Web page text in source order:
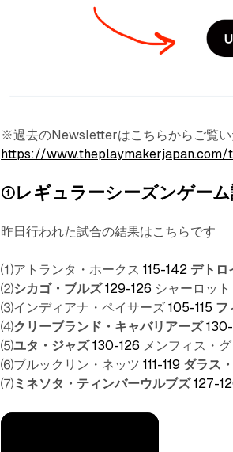
※過去のNewsletterはこちらからご覧い
https://
①レギュラーシーズンゲー
昨日行われた試合の結果はこちらです
⑴アトランタ・ホークス115-142 デトロ
⑵シカゴ・ブルズ129-126 シャーロッ
⑶インディアナ・ペイサーズ105-115 フ
⑷クリーブランド・キャバリアーズ
⑸ユタ・ジャズ130-126 メンフィス・
⑹ブルックリン・ネッツ111-119 ダラス
⑺ミネソタ・ティンバーウルブズ127-